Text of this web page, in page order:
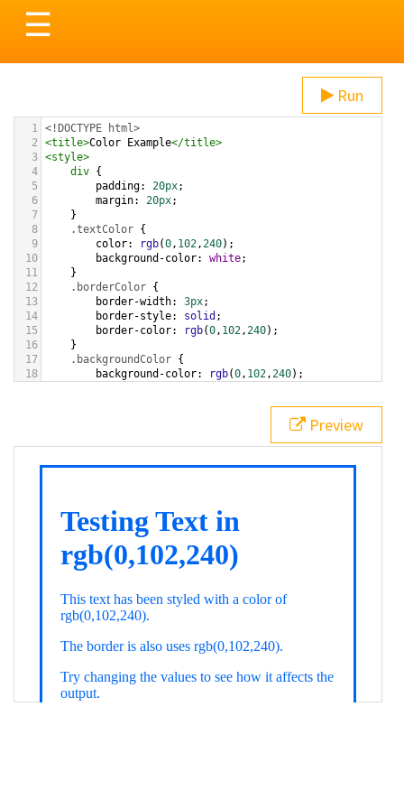
Toggle
navigation
☰
Run
1 <!DOCTYPE html>
2
<title>Color Example</title>
3 <style>
4
div {
5
padding: 20px;
6
margin: 20px;
7
}
8
.textColor {
9
color: rgb(0, 102,240);
10
background-color: white;
11
}
12
.borderColor {
13
border-width: 3px;
14
border-style: solid ;
15
border-color: rgb(0, 102,240);
16
}
17
.backgroundColor {
18
background-color: rgb(0, 102,240);
bottom ,
white, rgb(0,102,240));
div class="textColor borderColor"
< h1>Testing Text in rgb(0,102,240)
Preview